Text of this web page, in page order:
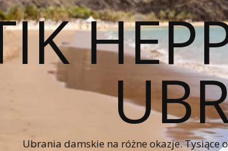
Ubrania damskie na różne okazje.